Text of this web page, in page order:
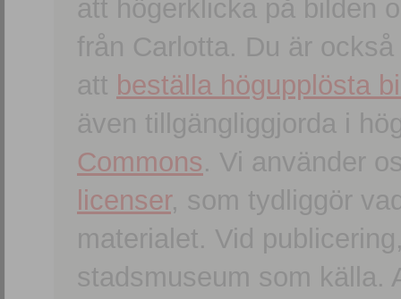
att högerklicka på bilden
från Carlotta. Du är
att beställa högupplösta
även tillgängliggjorda i
Commons. Vi använder
licenser, som tydliggör
materialet. Vid
stadsmuseum som källa.